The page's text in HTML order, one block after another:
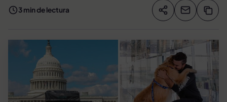
3 min de lectura Compartir